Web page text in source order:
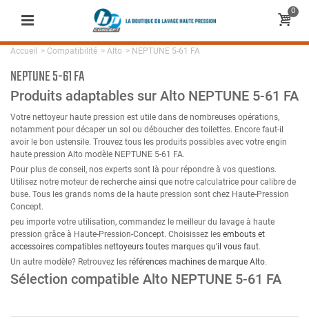
0
Accueil > Compatibilité > Alto > NEPTUNE 5-61 FA
NEPTUNE 5-61 FA
Produits adaptables sur Alto NEPTUNE 5-61 FA
Votre nettoyeur haute pression est utile dans de nombreuses opérations,
notamment pour décaper un sol ou déboucher des toilettes. Encore faut-il
avoir le bon ustensile. Trouvez tous les produits possibles avec votre engin
haute pression Alto modèle NEPTUNE 5-61 FA.
Pour plus de conseil, nos experts sont là pour répondre à vos questions.
Utilisez notre moteur de recherche ainsi que notre calculatrice pour calibre de
buse. Tous les grands noms de la haute pression sont chez Haute-Pression
Concept.
peu importe votre utilisation, commandez le meilleur du lavage à haute
pression grâce à Haute-Pression-Concept. Choisissez les embouts et
accessoires compatibles nettoyeurs toutes marques qu'il vous faut.
Un autre modèle? Retrouvez les références machines de marque Alto.
Sélection compatible Alto NEPTUNE 5-61 FA